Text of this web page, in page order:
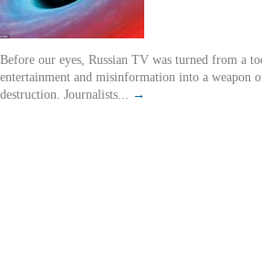
Before our eyes, Russian TV was turned from a
entertainment and misinformation into a weapon
destruction. Journalists... →